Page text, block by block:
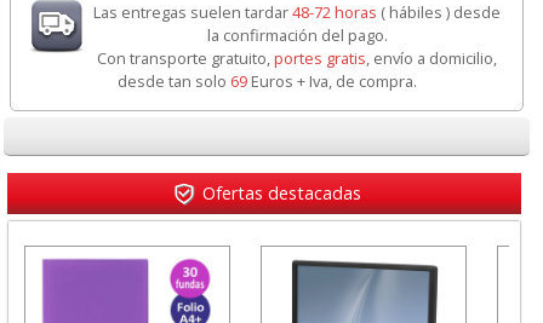
Las entregas suelen tardar48-72 horas ( hábiles ) desde
la confirmación del pago.
Con transporte gratuito,portes gratis, envío a domicilio,
desde tan solo 69Euros + Iva, de compra.
Ofertas destacadas